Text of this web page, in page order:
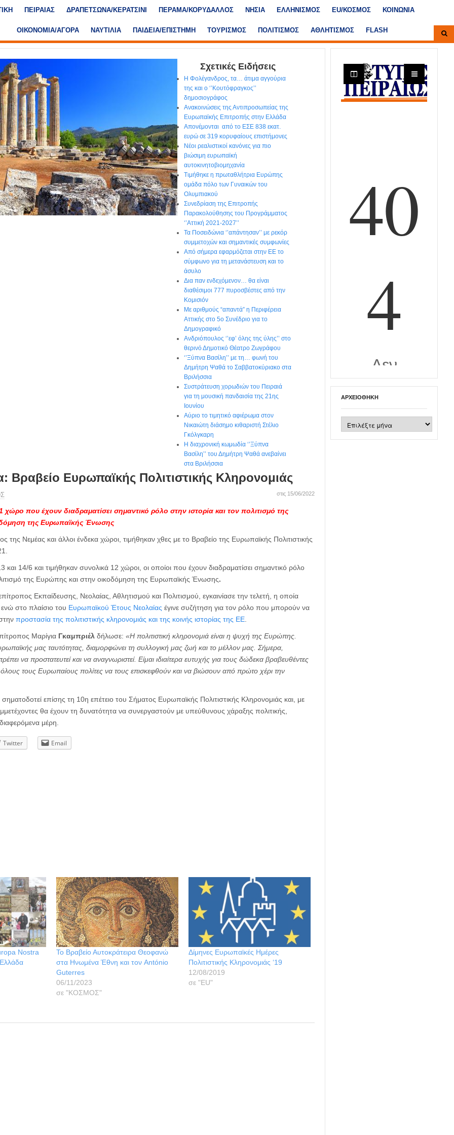
ΠΕΙΡΑΙΑΣ ΔΡΑΠΕΤΣΩΝΑ/ΚΕΡΑΤΣΙΝΙ ΠΕΡΑΜΑ/ΚΟΡΥΔΑΛΛΟΣ ΝΗΣΙΑ ΕΛΛΗΝΙΣΜΟΣ ΕU/ΚΟΣΜΟΣ ΚΟΙΝΩΝΙΑ
ΟΙΚΟΝΟΜΙΑ/ΑΓΟΡΑ ΝΑΥΤΙΛΙΑ ΠΑΙΔΕΙΑ/ΕΠΙΣΤΗΜΗ ΤΟΥΡΙΣΜΟΣ ΠΟΛΙΤΙΣΜΟΣ ΑΘΛΗΤΙΣΜΟΣ FLASH
Σχετικές Ειδήσεις
Η Φολέγανδρος, τα… άτιμα αγγούρια
της και ο ‘’Κουτόφραγκος’’
δημοσιογράφος
Ανακοινώσεις της Αντιπροσωπείας της
Ευρωπαϊκής Επιτροπής στην Ελλάδα
Απονέμονται από το ΕΣΕ 838 εκατ.
ευρώ σε 319 κορυφαίους επιστήμονες
Νέοι ρεαλιστικοί κανόνες για πιο
βιώσιμη ευρωπαϊκή
αυτοκινητοβιομηχανία
Τιμήθηκε η πρωταθλήτρια Ευρώπης
ομάδα πόλο των Γυναικών του
Ολυμπιακού
Συνεδρίαση της Επιτροπής
Παρακολούθησης του Προγράμματος
‘’Αττική 2021-2027’’
Τα Ποσειδώνια ‘’απάντησαν’’ με ρεκόρ
συμμετοχών και σημαντικές συμφωνίες
Από σήμερα εφαρμόζεται στην ΕΕ το
σύμφωνο για τη μετανάστευση και το
άσυλο
Δια παν ενδεχόμενον… θα είναι
διαθέσιμοι 777 πυροσβέστες από την
Κομισιόν
Με αριθμούς “απαντά” η Περιφέρεια
Αττικής στο 5ο Συνέδριο για το
Δημογραφικό
Ανδριόπουλος ‘’εφ’ όλης της ύλης’’ στο
θερινό Δημοτικό Θέατρο Ζωγράφου
‘’Ξύπνα Βασίλη’’ με τη… φωνή του
Δημήτρη Ψαθά το Σαββατοκύριακο στα
Βριλήσσια
Συστράτευση χορωδιών του Πειραιά
για τη μουσική πανδαισία της 21ης
Ιουνίου
Αύριο το τιμητικό αφιέρωμα στον
Νικαιώτη διάσημο κιθαριστή Στέλιο
Γκόλγκαρη
Η διαχρονική κωμωδία ‘’Ξύπνα
Βασίλη’’ του Δημήτρη Ψαθά ανεβαίνει
στα Βριλήσσια
Βραβείο Ευρωπαϊκής Πολιτιστικής Κληρονομιάς
στις 15/06/2022
χώρο που έχουν διαδραματίσει σημαντικό ρόλο στην ιστορία και τον πολιτισμό της
της Ευρωπαϊκής Ένωσης
της Νεμέας και άλλοι ένδεκα χώροι, τιμήθηκαν χθες με το Βραβείο της Ευρωπαϊκής Πολιτιστικής
και 14/6 και τιμήθηκαν συνολικά 12 χώροι, οι οποίοι που έχουν διαδραματίσει σημαντικό ρόλο
της Ευρώπης και στην οικοδόμηση της Ευρωπαϊκής Ένωσης.
Εκπαίδευσης, Νεολαίας, Αθλητισμού και Πολιτισμού, εγκαινίασε την τελετή, η οποία
στο πλαίσιο του Ευρωπαϊκού Έτους Νεολαίας έγινε συζήτηση για τον ρόλο που μπορούν να
προστασία της πολιτιστικής κληρονομιάς και της κοινής ιστορίας της ΕΕ.
Μαρίγια Γκαμπριέλδήλωσε: «Η πολιτιστική κληρονομιά είναι η ψυχή της Ευρώπης.
μας ταυτότητας, διαμορφώνει τη συλλογική μας ζωή και το μέλλον μας. Σήμερα,
να προστατευτεί και να αναγνωριστεί. Είμαι ιδιαίτερα ευτυχής για τους δώδεκα βραβευθέντες
τους Ευρωπαίους πολίτες να τους επισκεφθούν και να βιώσουν από πρώτο χέρι την
σηματοδοτεί επίσης τη 10η επέτειο του Σήματος Ευρωπαϊκής Πολιτιστικής Κληρονομιάς και, με
θα έχουν τη δυνατότητα να συνεργαστούν με υπεύθυνους χάραξης πολιτικής,
μέρη.
Twitter Email
Nostra
Το Βραβείο Αυτοκράτειρα Θεοφανώ
στα Ηνωμένα Έθνη και τον António
Guterres
06/11/2023
σε "ΚΟΣΜΟΣ"
Δίμηνες Ευρωπαϊκές Ημέρες
Πολιτιστικής Κληρονομιάς ‘19
12/08/2019
σε "ΕU"
ΑΡΧΕΙΟΘΉΚΗ